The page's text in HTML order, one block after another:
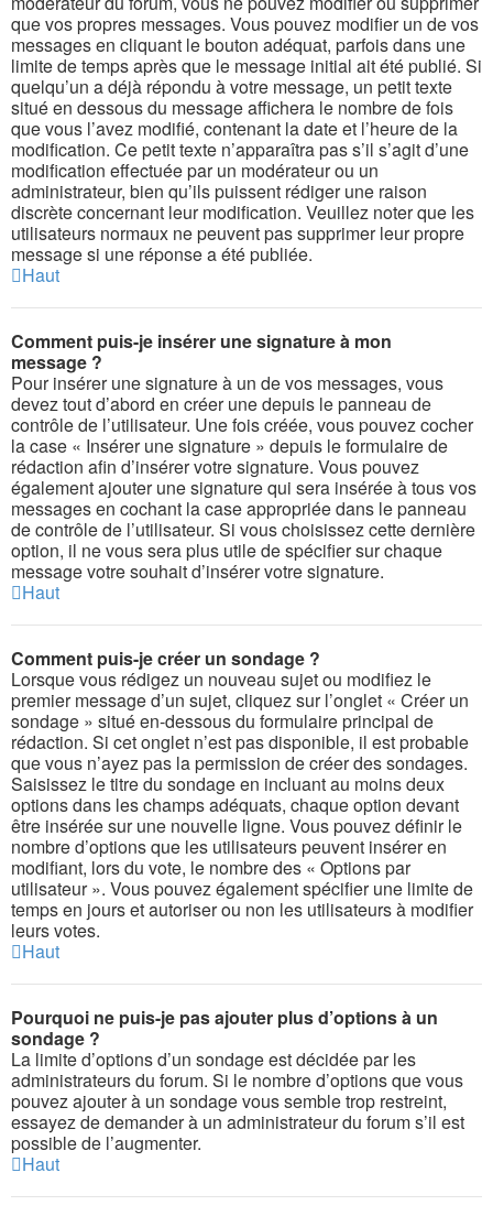
que vos propres messages. Vous pouvez modifier un de vos
messages en cliquant le bouton adéquat, parfois dans une
limite de temps après que le message initial ait été publié. Si
quelqu’un a déjà répondu à votre message, un petit texte
situé en dessous du message affichera le nombre de fois
que vous l’avez modifié, contenant la date et l’heure de la
modification. Ce petit texte n’apparaîtra pas s’il s’agit d’une
modification effectuée par un modérateur ou un
administrateur, bien qu’ils puissent rédiger une raison
discrète concernant leur modification. Veuillez noter que les
utilisateurs normaux ne peuvent pas supprimer leur propre
message si une réponse a été publiée.
Haut
Comment puis-je insérer une signature à mon
message ?
Pour insérer une signature à un de vos messages, vous
devez tout d’abord en créer une depuis le panneau de
contrôle de l’utilisateur. Une fois créée, vous pouvez cocher
la case « Insérer une signature » depuis le formulaire de
rédaction afin d’insérer votre signature. Vous pouvez
également ajouter une signature qui sera insérée à tous vos
messages en cochant la case appropriée dans le panneau
de contrôle de l’utilisateur. Si vous choisissez cette dernière
option, il ne vous sera plus utile de spécifier sur chaque
message votre souhait d’insérer votre signature.
Haut
Comment puis-je créer un sondage ?
Lorsque vous rédigez un nouveau sujet ou modifiez le
premier message d’un sujet, cliquez sur l’onglet « Créer un
sondage » situé en-dessous du formulaire principal de
rédaction. Si cet onglet n’est pas disponible, il est probable
que vous n’ayez pas la permission de créer des sondages.
Saisissez le titre du sondage en incluant au moins deux
options dans les champs adéquats, chaque option devant
être insérée sur une nouvelle ligne. Vous pouvez définir le
nombre d’options que les utilisateurs peuvent insérer en
modifiant, lors du vote, le nombre des « Options par
utilisateur ». Vous pouvez également spécifier une limite de
temps en jours et autoriser ou non les utilisateurs à modifier
leurs votes.
Haut
Pourquoi ne puis-je pas ajouter plus d’options à un
sondage ?
La limite d’options d’un sondage est décidée par les
administrateurs du forum. Si le nombre d’options que vous
pouvez ajouter à un sondage vous semble trop restreint,
essayez de demander à un administrateur du forum s’il est
possible de l’augmenter.
Haut